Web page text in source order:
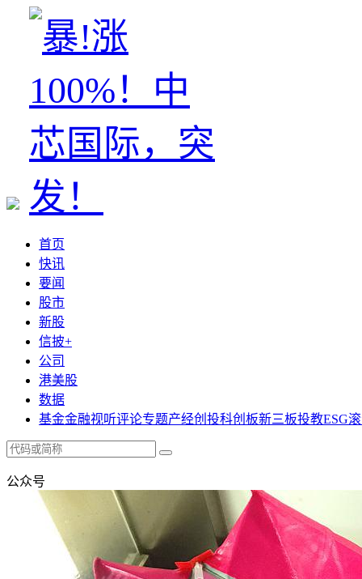
首页
快讯
要闻
股市
新股
信披+
公司
港美股
数据
基金金融视听评论专题产经创投科创板新三板投教ESG
公众号